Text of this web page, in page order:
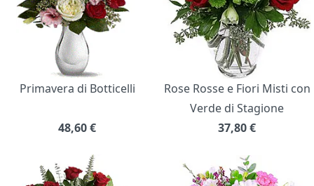
Primavera di Botticelli
48,60€
Rose Rosse e Fiori Misti con
Verde di Stagione
37,80€